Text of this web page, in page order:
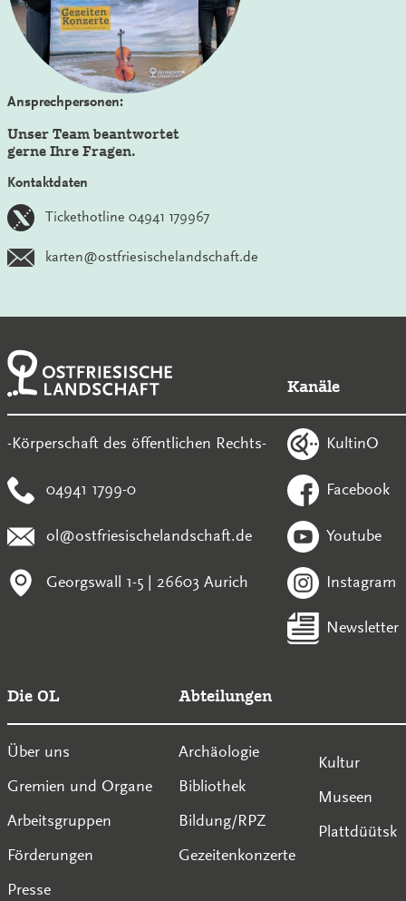
Ansprechpersonen:
Unser Team beantwortet
gerne Ihre Fragen.
Kontaktdaten
Tickethotline 04941 179967
karten@ostfriesischelandschaft.de
-Körperschaft des öffentlichen Rechts-
04941 1799-0
ol@ostfriesischelandschaft.de
Georgswall 1-5 | 26603 Aurich
Kanäle
KultinO
Facebook
Youtube
Instagram
Newsletter
Die OL
Über uns
Gremien und Organe
Arbeitsgruppen
Förderungen
Presse
Abteilungen
Archäologie
Bibliothek
Bildung/RPZ
Gezeitenkonzerte
Kultur
Museen
Plattdüütsk